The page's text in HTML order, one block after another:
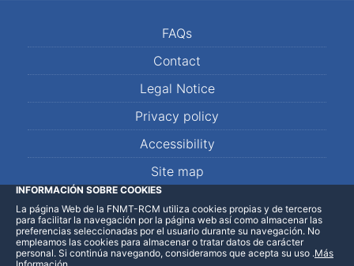
FAQs
Contact
Legal Notice
Privacy policy
Accessibility
Site map
LinkedInFacebookWhatsApp
INFORMACIÓN SOBRE COOKIES
La página Web de la FNMT-RCM utiliza cookies propias y de terceros
para facilitar la navegación por la página web así como almacenar las
preferencias seleccionadas por el usuario durante su navegación. No
empleamos las cookies para almacenar o tratar datos de carácter
personal. Si continúa navegando, consideramos que acepta su uso .Más